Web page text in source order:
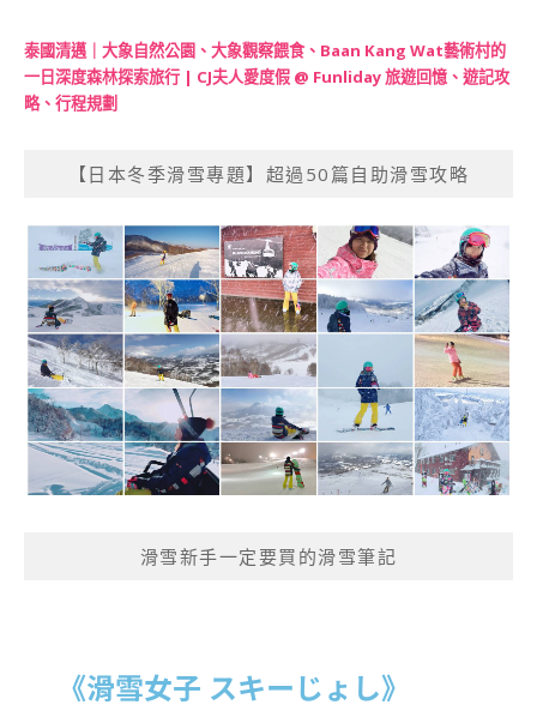
泰國清邁｜大象自然公園、大象觀察餵食、Baan Kang Wat藝術村的
一日深度森林探索旅行 | CJ夫人愛度假 @ Funliday 旅遊回憶、遊記攻
略、行程規劃
【日本冬季滑雪專題】超過50篇自助滑雪攻略
滑雪新手一定要買的滑雪筆記